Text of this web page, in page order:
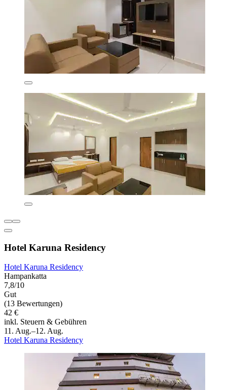
Hotel Karuna Residency
Hotel Karuna Residency
Hampankatta
7,8/10
Gut
(13 Bewertungen)
42 €
inkl. Steuern & Gebühren
11. Aug.–12. Aug.
Hotel Karuna Residency